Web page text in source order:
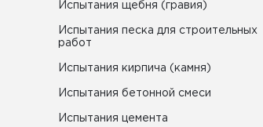
Испытания щебня (гравия)
Испытания песка для строительных
работ
Испытания кирпича (камня)
Испытания бетонной смеси
Испытания цемента